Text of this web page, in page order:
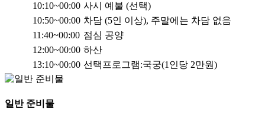
10:10~00:00 사시 예불 (선택)
10:50~00:00 차담 (5인 이상), 주말에는 차담 없음
11:40~00:00 점심 공양
12:00~00:00 하산
13:10~00:00 선택프로그램:국궁(1인당 2만원)
일반 준비물